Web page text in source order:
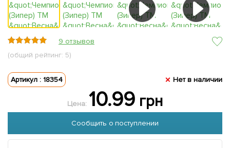
9 отзывов
(общий рейтинг: 5)
Артикул : 18354 Нет в наличии
Цена: 10.99грн
Сообщить о поступлении